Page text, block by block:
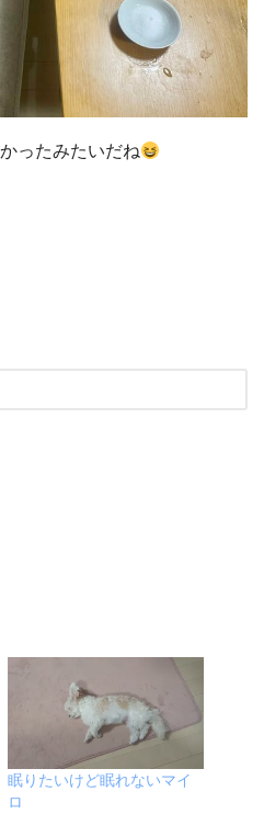
ったみたいだね
眠りたいけど眠れないマイ
ロ